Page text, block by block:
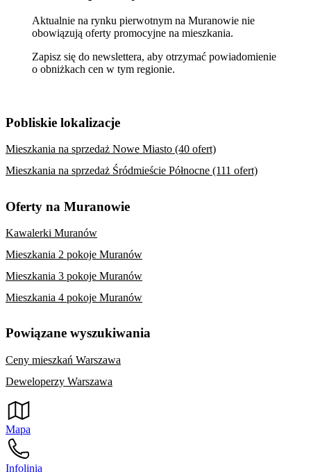
Aktualnie na rynku pierwotnym na Muranowie nie
obowiązują oferty promocyjne na mieszkania.
Zapisz się do newslettera, aby otrzymać powiadomienie
o obniżkach cen w tym regionie.
Pobliskie lokalizacje
Mieszkania na sprzedaż Nowe Miasto (40 ofert)
Mieszkania na sprzedaż Śródmieście Północne (111 ofert)
Oferty na Muranowie
Kawalerki Muranów
Mieszkania 2 pokoje Muranów
Mieszkania 3 pokoje Muranów
Mieszkania 4 pokoje Muranów
Powiązane wyszukiwania
Ceny mieszkań Warszawa
Deweloperzy Warszawa
Mapa
Infolinia